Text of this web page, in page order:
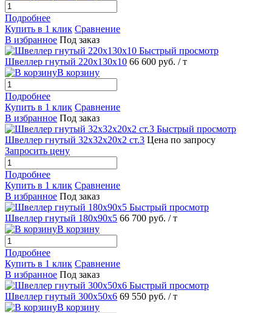
Подробнее
Купить в 1 клик Сравнение
В избранное Под заказ
Быстрый просмотр
Швеллер гнутый 220х130х10 66 600 руб. / т
В корзину
Подробнее
Купить в 1 клик Сравнение
В избранное Под заказ
Быстрый просмотр
Швеллер гнутый 32х32х20х2 ст.3 Цена по запросу
Запросить цену
Подробнее
Купить в 1 клик Сравнение
В избранное Под заказ
Быстрый просмотр
Швеллер гнутый 180х90х5 66 700 руб. / т
В корзину
Подробнее
Купить в 1 клик Сравнение
В избранное Под заказ
Быстрый просмотр
Швеллер гнутый 300х50х6 69 550 руб. / т
В корзину